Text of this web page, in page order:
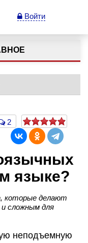
Войти
2
языке?
которые делают
сложным для
неподъемную